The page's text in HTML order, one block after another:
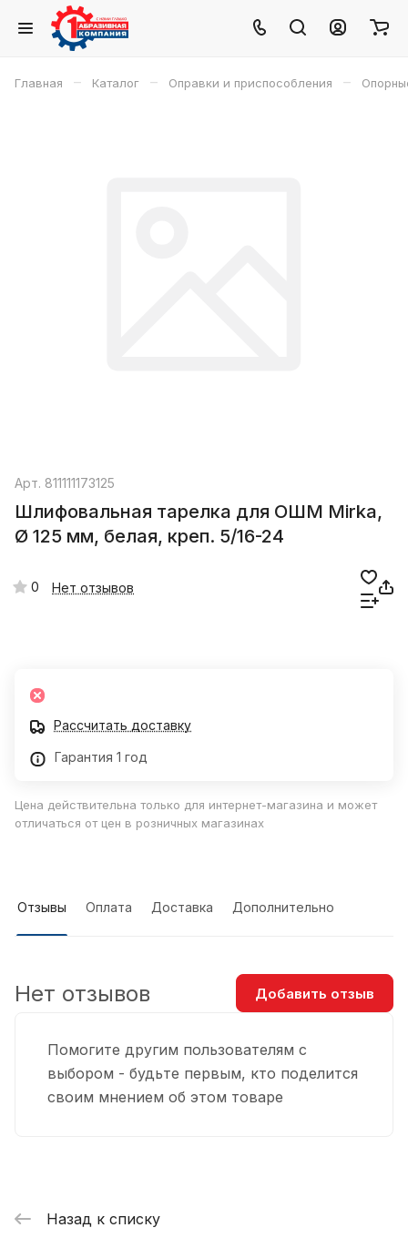
Главная – Каталог – Оправки и приспособления –
Арт. 811111173125
Шлифовальная тарелка для ОШМ Mirka,
Ø 125 мм, белая, креп. 5/16-24
0 Нет отзывов
Рассчитать доставку
Гарантия 1 год
Цена действительна только для интернет-магазина и может
отличаться от цен в розничных магазинах
Отзывы Оплата Доставка Дополнительно
Помогите другим пользователям с
выбором - будьте первым, кто поделится
своим мнением об этом товаре
Нет отзывов Добавить отзыв
Назад к списку